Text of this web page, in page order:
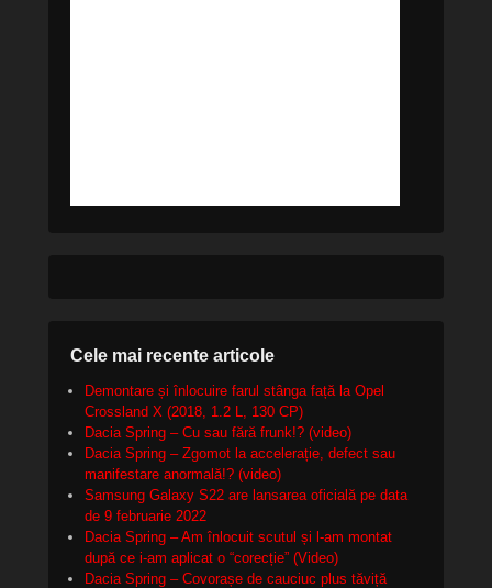
Cele mai recente articole
Demontare și înlocuire farul stânga față la Opel
Crossland X (2018, 1.2 L, 130 CP)
Dacia Spring – Cu sau fără frunk!? (video)
Dacia Spring – Zgomot la accelerație, defect sau
manifestare anormală!? (video)
Samsung Galaxy S22 are lansarea oficială pe data
de 9 februarie 2022
Dacia Spring – Am înlocuit scutul și l-am montat
după ce i-am aplicat o “corecție” (Video)
Dacia Spring – Covorașe de cauciuc plus tăviță